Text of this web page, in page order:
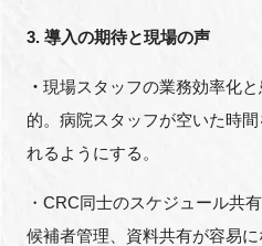
3. 導入の期待と現場の声
・ 現場スタッフの業務効率化
的。病院スタッフが空いた時
れるようにする。
・CRC同士のスケジュール共
候補者管理、資料共有が容易